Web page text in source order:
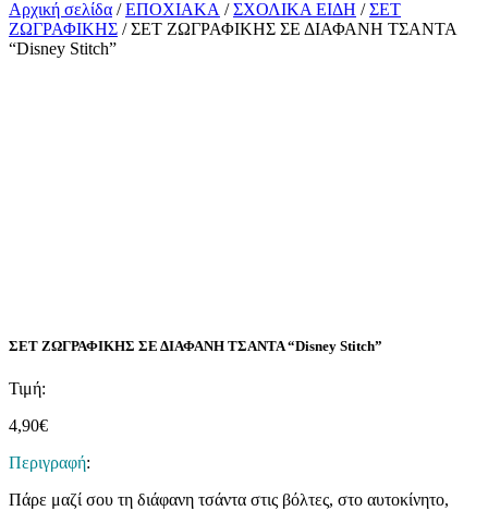
Αρχική σελίδα /ΕΠΟΧΙΑΚΑ /ΣΧΟΛΙΚΑ ΕΙΔΗ /ΣΕΤ
ΖΩΓΡΑΦΙΚΗΣ / ΣΕΤ ΖΩΓΡΑΦΙΚΗΣ ΣΕ ΔΙΑΦΑΝΗ ΤΣΑΝΤΑ
“Disney Stitch”
ΣΕΤ ΖΩΓΡΑΦΙΚΗΣ ΣΕ ΔΙΑΦΑΝΗ ΤΣΑΝΤΑ “Disney Stitch”
Τιμή:
4,90€
Περιγραφή:
Πάρε μαζί σου τη διάφανη τσάντα στις βόλτες, στο αυτοκίνητο,